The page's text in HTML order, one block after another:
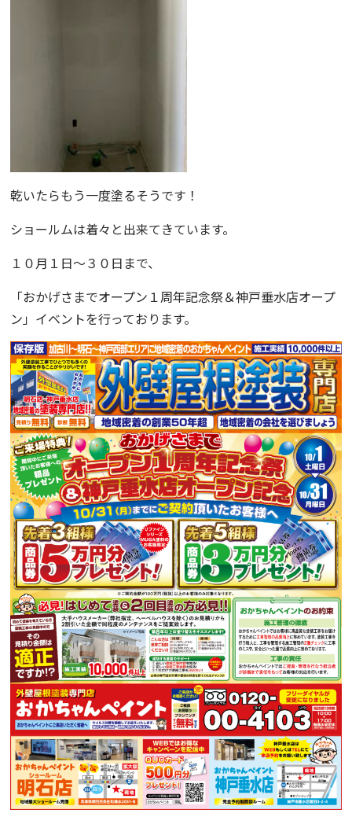
乾いたらもう一度塗るそうです！
ショールムは着々と出来てきています。
１０月１日〜３０日まで、
「おかげさまでオープン１周年記念祭＆神戸垂水店オープ
ン 」イベントを行っております。